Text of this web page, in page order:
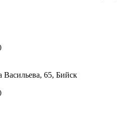
Васильева, 65, Бийск